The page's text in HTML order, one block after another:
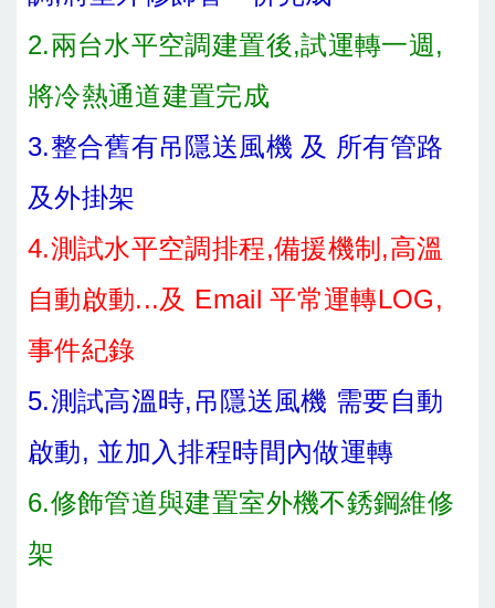
2.兩台水平空調建置後,試運轉一週,
將冷熱通道建置完成
3.整合舊有吊隱送風機 及 所有管路
及外掛架
4.測試水平空調排程,備援機制,高溫
自動啟動...及 Email 平常運轉LOG,
事件紀錄
5.測試高溫時,吊隱送風機 需要自動
啟動, 並加入排程時間內做運轉
6.修飾管道與建置室外機不銹鋼維修
架